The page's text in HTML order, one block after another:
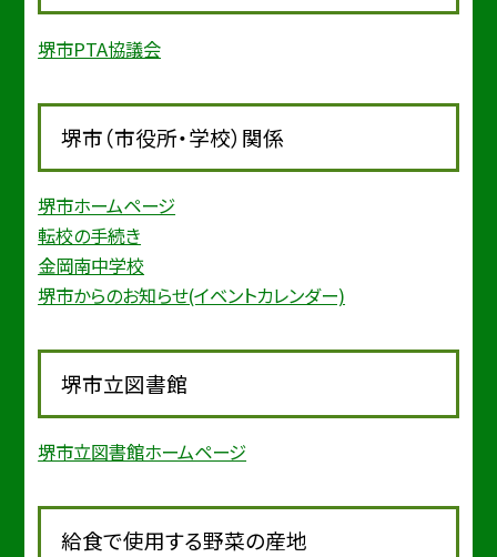
堺市PTA協議会
堺市（市役所・学校）関係
堺市ホームページ
転校の手続き
金岡南中学校
堺市からのお知らせ(イベントカレンダー)
堺市立図書館
堺市立図書館ホームページ
給食で使用する野菜の産地